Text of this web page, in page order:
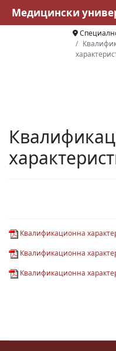
Квалификационна
Квалификационна
Квалификационна
Медицински